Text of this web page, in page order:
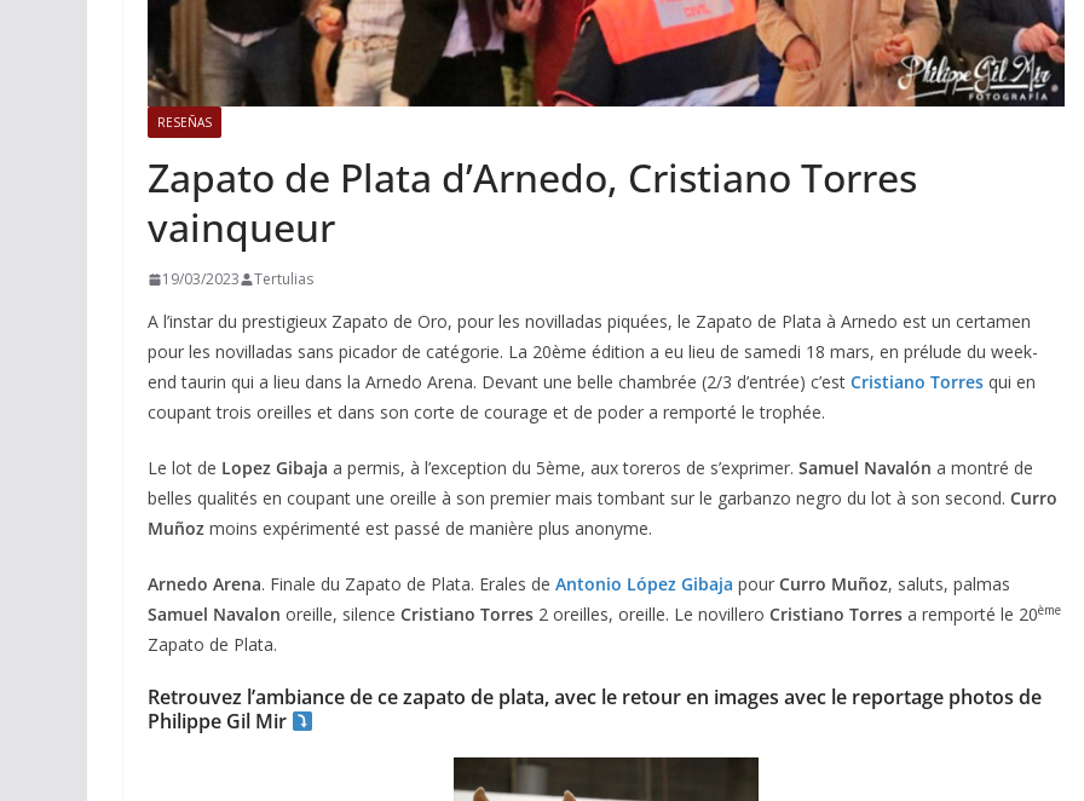
RESEÑAS
Zapato de Plata d’Arnedo, Cristiano Torres
vainqueur
19/03/2023 Tertulias
A l’instar du prestigieux Zapato de Oro, pour les novilladas piquées, le Zapato de Plata à Arnedo est un certamen
pour les novilladas sans picador de catégorie. La 20ème édition a eu lieu de samedi 18 mars, en prélude du week-
end taurin qui a lieu dans la Arnedo Arena. Devant une belle chambrée (2/3 d’entrée) c’est Cristiano Torres qui en
coupant trois oreilles et dans son corte de courage et de poder a remporté le trophée.
Le lot de Lopez Gibaja a permis, à l’exception du 5ème, aux toreros de s’exprimer. Samuel Navalón a montré de
belles qualités en coupant une oreille à son premier mais tombant sur le garbanzo negro du lot à son second. Curro
Muñoz moins expérimenté est passé de manière plus anonyme.
Arnedo Arena. Finale du Zapato de Plata. Erales de Antonio López Gibaja pour Curro Muñoz, saluts, palmas
Samuel Navalon oreille, silence Cristiano Torres 2 oreilles, oreille. Le novillero Cristiano Torres a remporté le 20ème
Zapato de Plata.
Retrouvez l’ambiance de ce zapato de plata, avec le retour en images avec le reportage photos de
Philippe Gil Mir